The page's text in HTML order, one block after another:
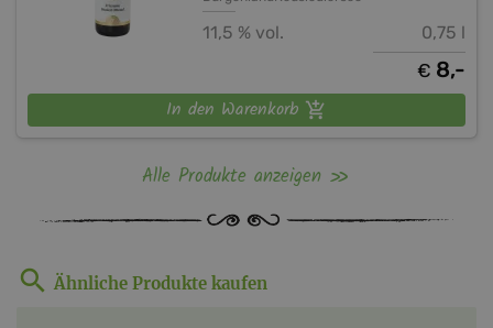
11,5 % vol. 0,75 l
€ 8,-
In den Warenkorb
Alle Produkte anzeigen
Ähnliche Produkte kaufen